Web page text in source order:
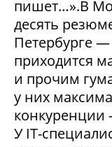
пишет…».В
десять
Петербурге
приходится
и прочим
у них
У IT-